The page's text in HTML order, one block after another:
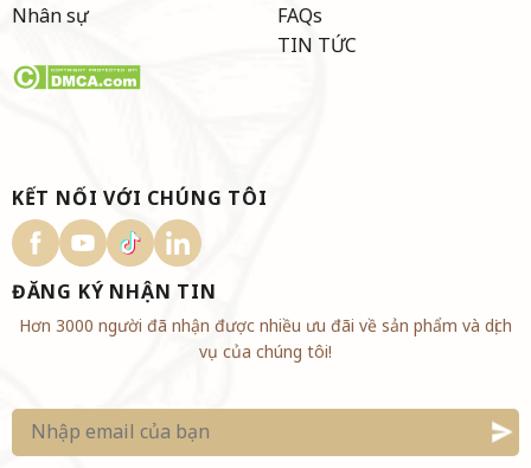
Nhân sự
FAQs
TIN TỨC
KẾT NỐI VỚI CHÚNG TÔI
ĐĂNG KÝ NHẬN TIN
Hơn 3000 người đã nhận được nhiều ưu đãi về sản phẩm và dịch
vụ của chúng tôi!